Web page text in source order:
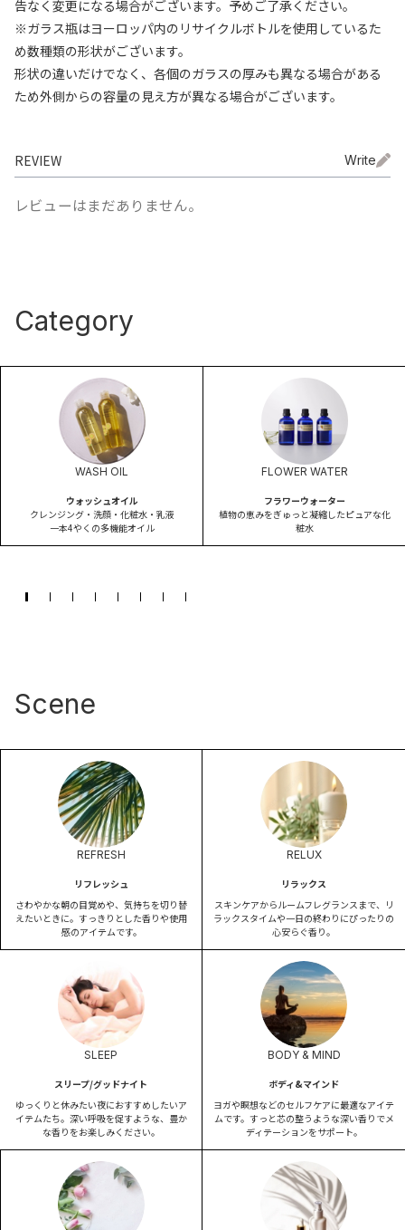
告なく変更になる場合がございます。予めご了承ください。
※ガラス瓶はヨーロッパ内のリサイクルボトルを使用しているた
め数種類の形状がございます。
形状の違いだけでなく、各個のガラスの厚みも異なる場合がある
ため外側からの容量の見え方が異なる場合がございます。
REVIEW Write
レビューはまだありません。
Category
WASH OIL
ウォッシュオイル
クレンジング・洗顔・化粧水・乳液
一本4やくの多機能オイル
FLOWER WATER
フラワーウォーター
植物の恵みをぎゅっと凝縮したピュアな化
粧水
Scene
REFRESH
リフレッシュ
さわやかな朝の目覚めや、気持ちを切り替
えたいときに。すっきりとした香りや使用
感のアイテムです。
RELUX
リラックス
スキンケアからルームフレグランスまで、リ
ラックスタイムや一日の終わりにぴったりの
心安らぐ香り。
SLEEP
スリープ/グッドナイト
ゆっくりと休みたい夜におすすめしたいア
イテムたち。深い呼吸を促すような、豊か
な香りをお楽しみください。
BODY & MIND
ボディ&マインド
ヨガや瞑想などのセルフケアに最適なアイテ
ムです。すっと芯の整うような深い香りでメ
ディテーションをサポート。